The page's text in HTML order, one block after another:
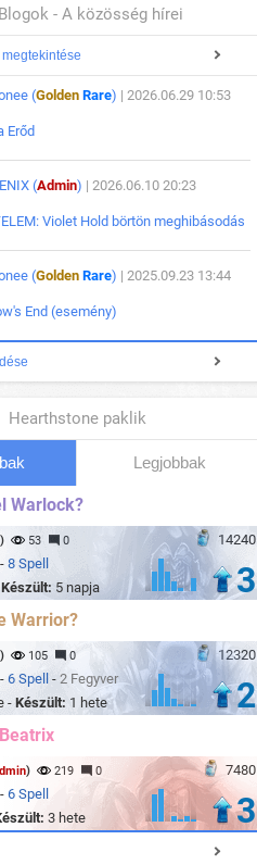
- A közösség hírei
(Golden Rare) | 2026.06.29 10:53
Erőd
(Admin) | 2026.06.10 20:23
Violet Hold börtön meghibásodás
(Golden Rare) | 2025.09.23 13:44
End (esemény)
Hearthstone paklik
Legjobbak
Warlock?
14240
) 53 0
- 8 Spell
Készült: 5 napja 3
Warrior?
12320
) 105 0
- 6 Spell - 2 Fegyver
-Készült: 1 hete 2
7480
) 219 0
- 6 Spell
3 hete 3